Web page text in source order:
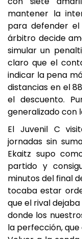
mantener la
para defender
árbitro decide
simular un
claro que el
indicar la pena
distancias en el
el descuento.
generalizado con
El Juvenil C
jornadas sin
Ekaitz supo
partido y
minutos del final
tocaba estar
que el rival
donde los
la perfección,